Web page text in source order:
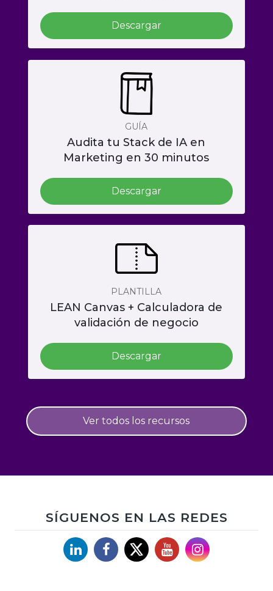
Descargar
GUÍA
Audita tu Stack de IA en
Marketing en 30 minutos
Descargar
PLANTILLA
LEAN Canvas + Calculadora de
validación de negocio
Descargar
Ver todos los recursos
SÍGUENOS EN LAS REDES
LinkedinFacebook
X YouTubeInstagram